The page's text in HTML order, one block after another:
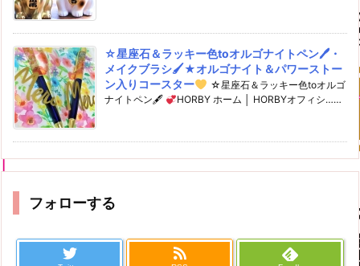
☆星座石＆ラッキー色toオルゴナイトペン🖊・
メイクブラシ🖌★オルゴナイト＆パワーストー
ン入りコースター
☆星座石＆ラッキー色toオルゴ
ナイトペン🖋
HORBY ホーム │ HORBYオフィシ……
フォローする